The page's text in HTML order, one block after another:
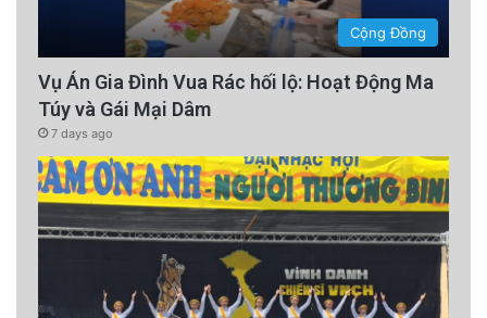
Cộng Đồng
Vụ Án Gia Đình Vua Rác hối lộ: Hoạt Động Ma
Túy và Gái Mại Dâm
7 days ago